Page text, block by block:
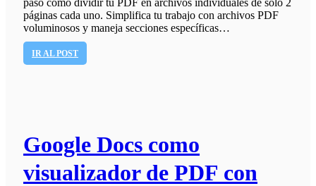
paso cómo dividir tu PDF en archivos individuales de solo 2
páginas cada uno. Simplifica tu trabajo con archivos PDF
voluminosos y maneja secciones específicas…
IR AL POST
Google Docs como
visualizador de PDF con